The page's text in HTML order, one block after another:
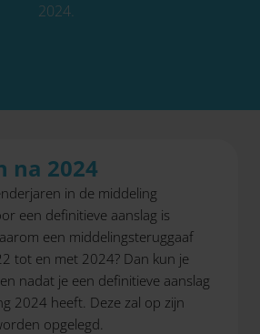
2024.
na 2024
in de middeling
een definitieve aanslag is
een middelingsteruggaaf
tot en met 2024? Dan kun je
nadat je een definitieve aanslag
2024 heeft. Deze zal op zijn
opgelegd.